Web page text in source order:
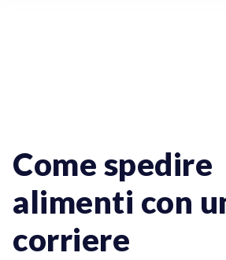
Come spedire
alimenti con
corriere